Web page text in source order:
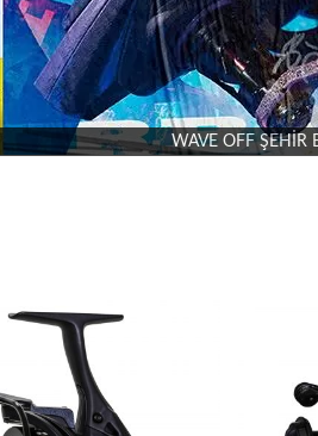
WAVE OFF ŞEHİR